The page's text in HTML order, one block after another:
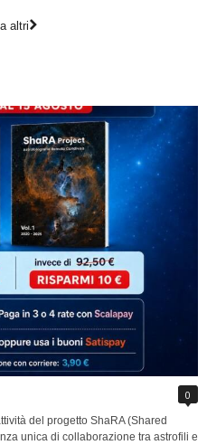
altri
0
del progetto ShaRA (Shared
unica di collaborazione tra astrofili e